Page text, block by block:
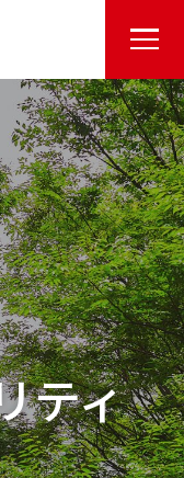
ティ